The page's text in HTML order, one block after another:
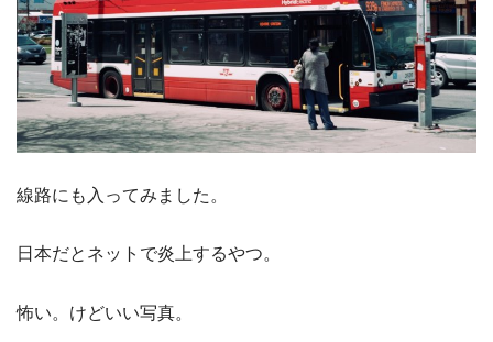
線路にも入ってみました。
日本だとネットで炎上するやつ。
怖い。けどいい写真。